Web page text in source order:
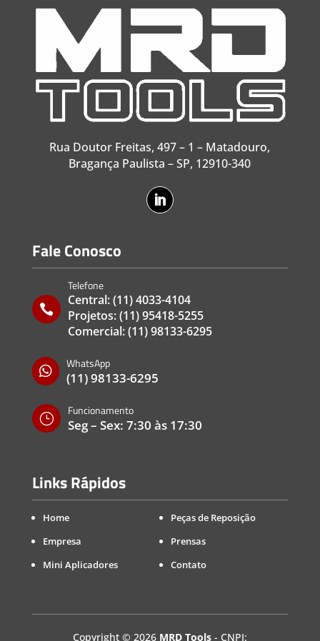
Rua Doutor Freitas, 497 – 1 – Matadouro,
Bragança Paulista – SP, 12910-340
Fale Conosco

Telefone
Central:(11) 4033-4104
Projetos:(11) 95418-5255
Comercial:(11) 98133-6295

WhatsApp
(11) 98133-6295
}
Funcionamento
Seg – Sex: 7:30 às 17:30
Links Rápidos
Home
Empresa
Mini Aplicadores
Peças de Reposição
Prensas
Contato
Copyright © 2026 MRD Tools- CNPJ: